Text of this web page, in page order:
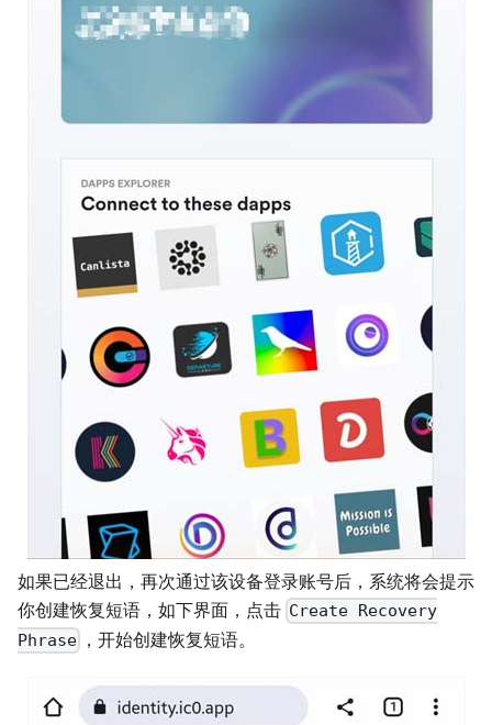
如果已经退出，再次通过该设备登录账号后，系统将会提示
你创建恢复短语，如下界面，点击 Create Recovery
Phrase ，开始创建恢复短语。